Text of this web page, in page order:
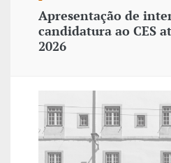
Apresentação de
candidatura ao CES
2026